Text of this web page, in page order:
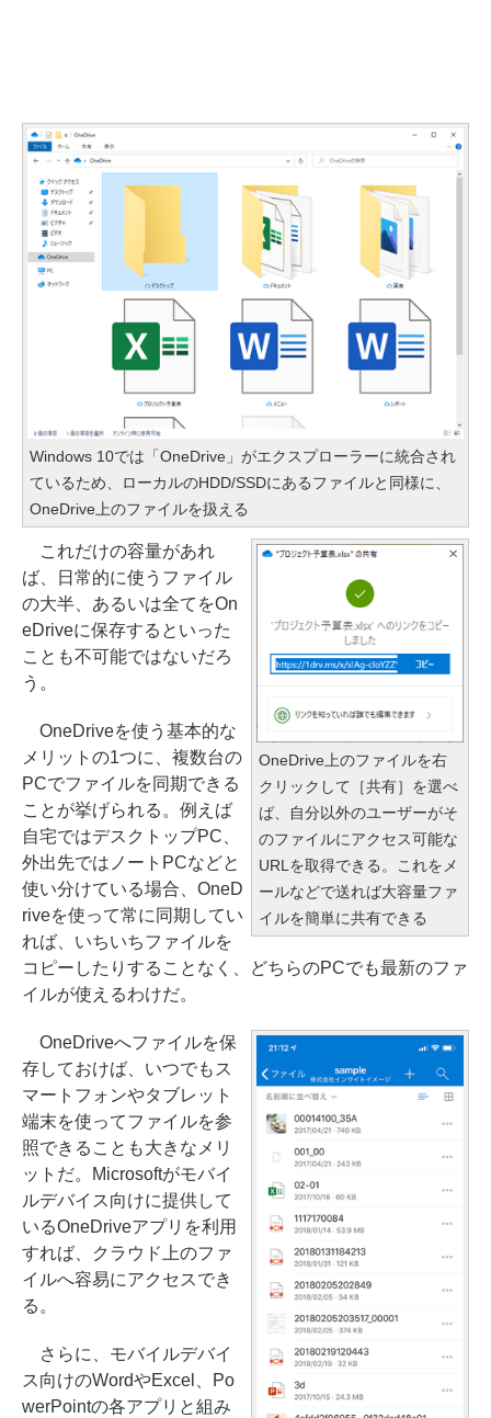
Windows 10では「OneDrive」がエクスプローラーに統合され
ているため、ローカルのHDD/SSDにあるファイルと同様に、
OneDrive上のファイルを扱える
OneDrive上のファイルを右
クリックして［共有］を選べ
ば、自分以外のユーザーがそ
のファイルにアクセス可能な
URLを取得できる。これをメ
ールなどで送れば大容量ファ
イルを簡単に共有できる
これだけの容量があれ
ば、日常的に使うファイル
の大半、あるいは全てをOn
eDriveに保存するといった
ことも不可能ではないだろ
う。
OneDriveを使う基本的な
メリットの1つに、複数台の
PCでファイルを同期できる
ことが挙げられる。例えば
自宅ではデスクトップPC、
外出先ではノートPCなどと
使い分けている場合、OneD
riveを使って常に同期してい
れば、いちいちファイルを
コピーしたりすることなく、どちらのPCでも最新のファ
イルが使えるわけだ。
OneDriveへファイルを保
存しておけば、いつでもス
マートフォンやタブレット
端末を使ってファイルを参
照できることも大きなメリ
ットだ。Microsoftがモバイ
ルデバイス向けに提供して
いるOneDriveアプリを利用
すれば、クラウド上のファ
イルへ容易にアクセスでき
る。
さらに、モバイルデバイ
ス向けのWordやExcel、Po
werPointの各アプリと組み